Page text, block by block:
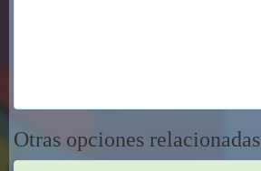
Otras opciones relacionadas